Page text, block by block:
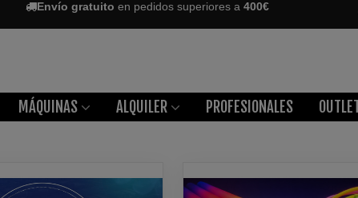
Envío gratuito en pedidos superiores a 400€
MÁQUINAS ALQUILER PROFESIONALES